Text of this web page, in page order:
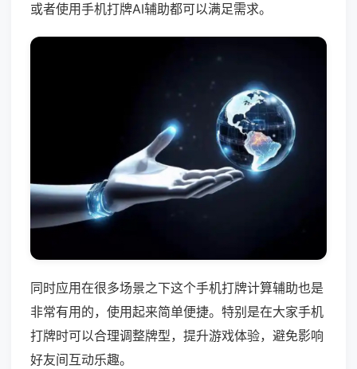
或者使用手机打牌AI辅助都可以满足需求。
同时应用在很多场景之下这个手机打牌计算辅助也是
非常有用的，使用起来简单便捷。特别是在大家手机
打牌时可以合理调整牌型，提升游戏体验，避免影响
好友间互动乐趣。